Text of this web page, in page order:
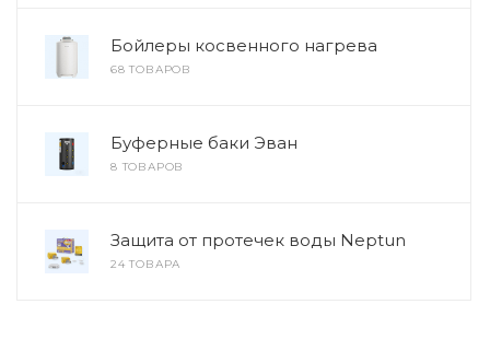
Бойлеры косвенного нагрева
68 ТОВАРОВ
Буферныe баки Эван
8 ТОВАРОВ
Защита от протечек воды Neptun
24 ТОВАРА